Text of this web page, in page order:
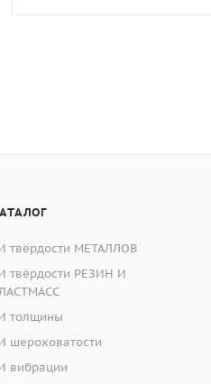
твёрдости МЕТАЛЛОВ
твёрдости РЕЗИН И
толщины
шероховатости
вибрации